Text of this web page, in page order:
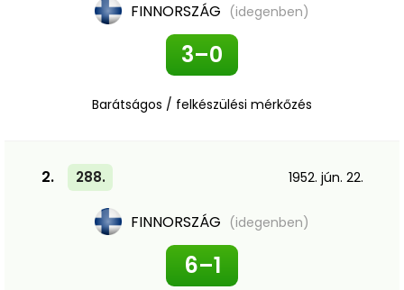
FINNORSZÁG (idegenben)
3–0
Barátságos / felkészülési mérkőzés
2. 288. 1952. jún. 22.
FINNORSZÁG (idegenben)
6–1